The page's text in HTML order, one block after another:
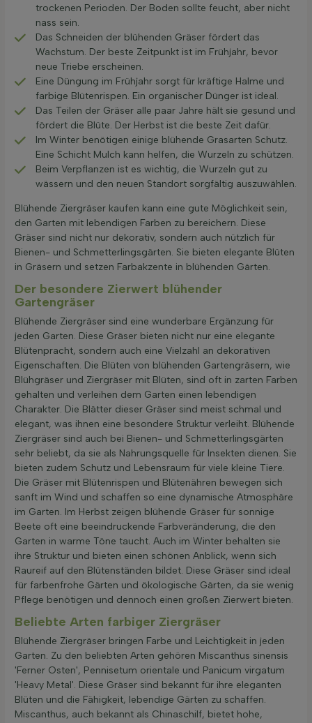
trockenen Perioden. Der Boden sollte feucht, aber nicht
nass sein.
Das Schneiden der blühenden Gräser fördert das
Wachstum. Der beste Zeitpunkt ist im Frühjahr, bevor
neue Triebe erscheinen.
Eine Düngung im Frühjahr sorgt für kräftige Halme und
farbige Blütenrispen. Ein organischer Dünger ist ideal.
Das Teilen der Gräser alle paar Jahre hält sie gesund und
fördert die Blüte. Der Herbst ist die beste Zeit dafür.
Im Winter benötigen einige blühende Grasarten Schutz.
Eine Schicht Mulch kann helfen, die Wurzeln zu schützen.
Beim Verpflanzen ist es wichtig, die Wurzeln gut zu
wässern und den neuen Standort sorgfältig auszuwählen.
Blühende Ziergräser kaufen kann eine gute Möglichkeit sein,
den Garten mit lebendigen Farben zu bereichern. Diese
Gräser sind nicht nur dekorativ, sondern auch nützlich für
Bienen- und Schmetterlingsgärten. Sie bieten elegante Blüten
in Gräsern und setzen Farbakzente in blühenden Gärten.
Der besondere Zierwert blühender
Gartengräser
Blühende Ziergräser sind eine wunderbare Ergänzung für
jeden Garten. Diese Gräser bieten nicht nur eine elegante
Blütenpracht, sondern auch eine Vielzahl an dekorativen
Eigenschaften. Die Blüten von blühenden Gartengräsern, wie
Blühgräser und Ziergräser mit Blüten, sind oft in zarten Farben
gehalten und verleihen dem Garten einen lebendigen
Charakter. Die Blätter dieser Gräser sind meist schmal und
elegant, was ihnen eine besondere Struktur verleiht. Blühende
Ziergräser sind auch bei Bienen- und Schmetterlingsgärten
sehr beliebt, da sie als Nahrungsquelle für Insekten dienen. Sie
bieten zudem Schutz und Lebensraum für viele kleine Tiere.
Die Gräser mit Blütenrispen und Blütenähren bewegen sich
sanft im Wind und schaffen so eine dynamische Atmosphäre
im Garten. Im Herbst zeigen blühende Gräser für sonnige
Beete oft eine beeindruckende Farbveränderung, die den
Garten in warme Töne taucht. Auch im Winter behalten sie
ihre Struktur und bieten einen schönen Anblick, wenn sich
Raureif auf den Blütenständen bildet. Diese Gräser sind ideal
für farbenfrohe Gärten und ökologische Gärten, da sie wenig
Pflege benötigen und dennoch einen großen Zierwert bieten.
Beliebte Arten farbiger Ziergräser
Blühende Ziergräser bringen Farbe und Leichtigkeit in jeden
Garten. Zu den beliebten Arten gehören Miscanthus sinensis
'Ferner Osten', Pennisetum orientale und Panicum virgatum
'Heavy Metal'. Diese Gräser sind bekannt für ihre eleganten
Blüten und die Fähigkeit, lebendige Gärten zu schaffen.
Miscanthus, auch bekannt als Chinaschilf, bietet hohe,